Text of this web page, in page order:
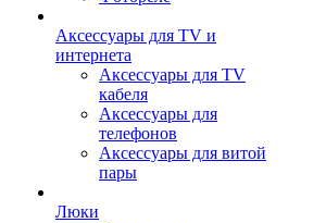
Аксессуары для TV и
интернета
Аксессуары для TV
кабеля
Аксессуары для
телефонов
Аксессуары для витой
пары
Люки